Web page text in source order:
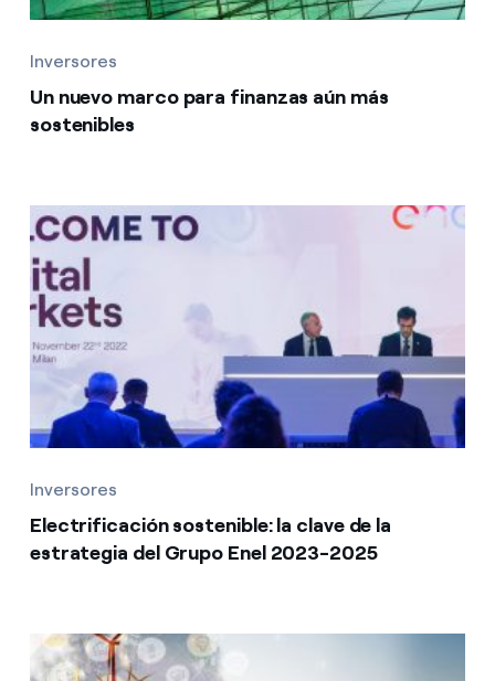
Inversores
Un nuevo marco para finanzas aún más
sostenibles
Inversores
Electrificación sostenible: la clave de la
estrategia del Grupo Enel 2023-2025